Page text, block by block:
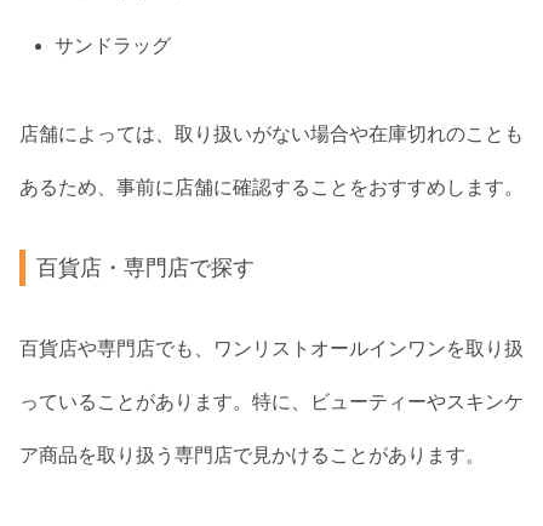
サンドラッグ
店舗によっては、取り扱いがない場合や在庫切れのことも
あるため、事前に店舗に確認することをおすすめします。
百貨店・専門店で探す
百貨店や専門店でも、ワンリストオールインワンを取り扱
っていることがあります。特に、ビューティーやスキンケ
ア商品を取り扱う専門店で見かけることがあります。